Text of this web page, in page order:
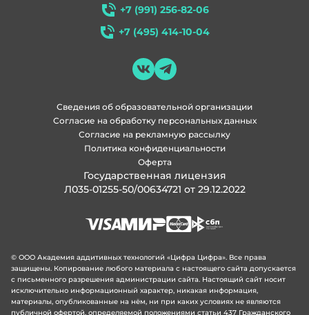
+7 (991) 256-82-06
+7 (495) 414-10-04
Политика конфиденциальности
Согласие на рекламную рассылку
Согласие на обработку персональных данных
Сведения об образовательной организации
Оферта
Государственная лицензия
Л035-01255-50/00634721 от 29.12.2022
© ООО Академия аддитивных технологий «Цифра Цифра». Все права
защищены. Копирование любого материала с настоящего сайта допускается
с письменного разрешения администрации сайта. Настоящий сайт носит
исключительно информационный характер, никакая информация,
материалы, опубликованные на нём, ни при каких условиях не являются
публичной офертой, определяемой положениями статьи 437 Гражданского